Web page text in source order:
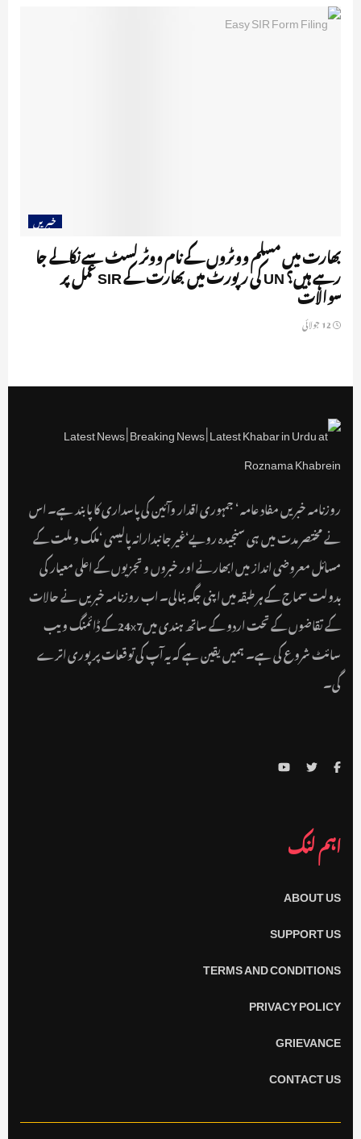
خبریں
بھارت میں مسلم ووٹروں کے نام ووٹر لسٹ سے نکالے جا
رہے ہیں؟ UN کی رپورٹ میں بھارت کے SIR عمل پر
سوالات
روزنامہ خبریں مفاد عامہ ‘ جمہوری اقدار وآئین کی پاسداری کا پابند ہے۔ اس
نے مختصر مدت میں ہی سنجیدہ رویے‘غیر جانبدارانہ پالیسی ‘ملک و ملت کے
مسائل معروضی انداز میں ابھارنے اور خبروں و تجزیوں کے اعلی معیار کی
بدولت سماج کے ہر طبقہ میں اپنی جگہ بنالی۔ اب روزنامہ خبریں نے حالات
کے تقاضوں کے تحت اردو کے ساتھ ہندی میں24x7کے ڈائمنگ ویب
سائٹ شروع کی ہے۔ ہمیں یقین ہے کہ یہ آپ کی توقعات پر پوری اترے
گی۔
اہم لنک
ABOUT US
SUPPORT US
TERMS AND CONDITIONS
PRIVACY POLICY
GRIEVANCE
CONTACT US